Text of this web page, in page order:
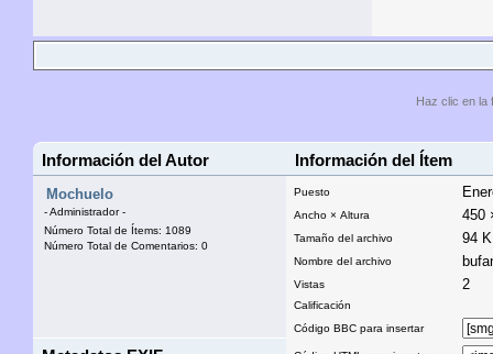
Haz clic en la
Información del Autor Información del Ítem
Mochuelo
- Administrador -
Número Total de Ítems: 1089
Número Total de Comentarios: 0
Puesto
Ancho × Altura 450
Tamaño del archivo 94
Nombre del archivo
Vistas 2
Calificación
Código BBC para insertar